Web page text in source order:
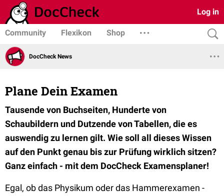
Log in
Community Flexikon Shop
DocCheck News
Plane Dein Examen
Tausende von Buchseiten, Hunderte von
Schaubildern und Dutzende von Tabellen, die es
auswendig zu lernen gilt. Wie soll all dieses Wissen
auf den Punkt genau bis zur Prüfung wirklich sitzen?
Ganz einfach - mit dem DocCheck Examensplaner!
Egal, ob das Physikum oder das Hammerexamen -